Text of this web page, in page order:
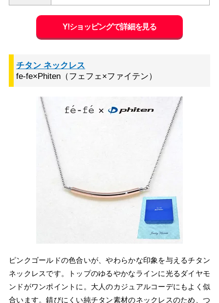
Y!ショッピングで詳細を見る
チタン ネックレス
fe-fe×Phiten（フェフェ×ファイテン）
ピンクゴールドの色合いが、やわらかな印象を与えるチタン
ネックレスです。トップのゆるやかなラインに光るダイヤモ
ンドがワンポイントに。大人のカジュアルコーデにもよく似
合います。錆びにくい純チタン素材のネックレスのため、つ